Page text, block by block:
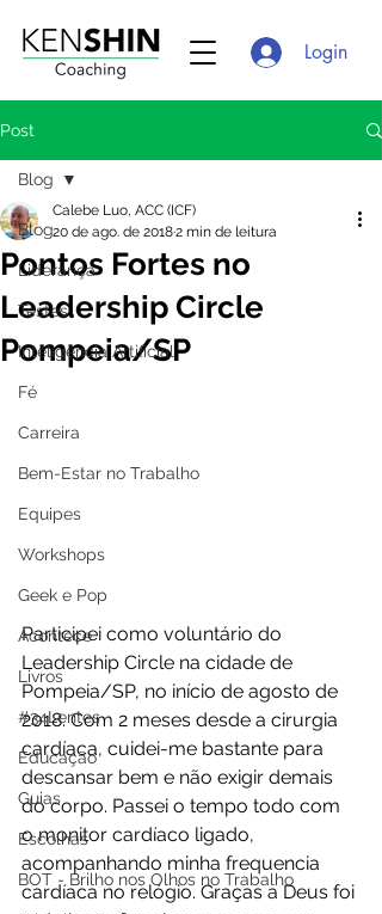
Login
Post
Blog
Liderança
Testes
Inteligência Artificial
Fé
Carreira
Bem-Estar no Trabalho
Equipes
Workshops
Geek e Pop
Acontece
Livros
#34Lentes
Educação
Guias
Escolhas
BOT - Brilho nos Olhos no Trabalho
Blog
Pontos Fortes no
Leadership Circle
Pompeia/SP
Calebe Luo, ACC (ICF)
20 de ago. de 20182 min de leitura
Participei como voluntário do
Leadership Circle na cidade de
Pompeia/SP, no início de agosto de
2018. Com 2 meses desde a cirurgia
cardíaca, cuidei-me bastante para
descansar bem e não exigir demais
do corpo. Passei o tempo todo com
o monitor cardíaco ligado,
acompanhando minha frequencia
cardíaca no relógio. Graças a Deus foi